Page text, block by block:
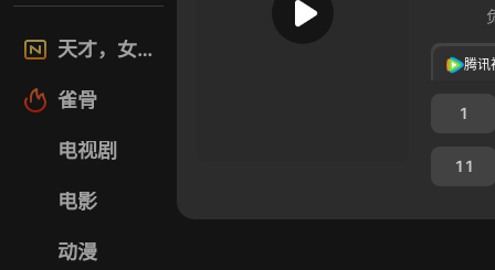
天才，女友
雀骨
电视剧
电影
动漫
腾讯
1
11